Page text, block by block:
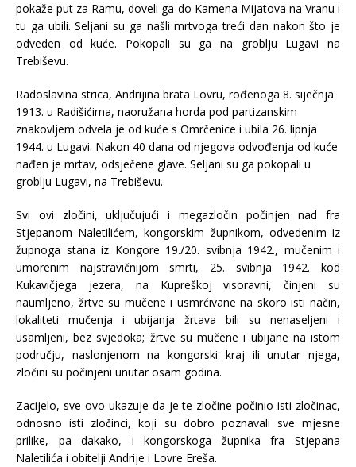
pokaže put za Ramu, doveli ga do Kamena Mijatova na Vranu i
tu ga ubili. Seljani su ga našli mrtvoga treći dan nakon što je
odveden od kuće. Pokopali su ga na groblju Lugavi na
Trebiševu.
Radoslavina strica, Andrijina brata Lovru, rođenoga 8. siječnja
1913. u Radišićima, naoružana horda pod partizanskim
znakovljem odvela je od kuće s Omrčenice i ubila 26. lipnja
1944. u Lugavi. Nakon 40 dana od njegova odvođenja od kuće
nađen je mrtav, odsječene glave. Seljani su ga pokopali u
groblju Lugavi, na Trebiševu.
Svi ovi zločini, uključujući i megazločin počinjen nad fra
Stjepanom Naletilićem, kongorskim župnikom, odvedenim iz
župnoga stana iz Kongore 19./20. svibnja 1942., mučenim i
umorenim najstravičnijom smrti, 25. svibnja 1942. kod
Kukavičjega jezera, na Kupreškoj visoravni, činjeni su
naumljeno, žrtve su mučene i usmrćivane na skoro isti način,
lokaliteti mučenja i ubijanja žrtava bili su nenaseljeni i
usamljeni, bez svjedoka; žrtve su mučene i ubijane na istom
području, naslonjenom na kongorski kraj ili unutar njega,
zločini su počinjeni unutar osam godina.
Zacijelo, sve ovo ukazuje da je te zločine počinio isti zločinac,
odnosno isti zločinci, koji su dobro poznavali sve mjesne
prilike, pa dakako, i kongorskoga župnika fra Stjepana
Naletilića i obitelji Andrije i Lovre Ereša.